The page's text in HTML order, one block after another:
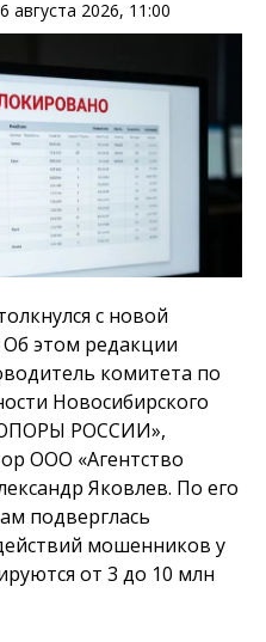
августа 2026, 11:00
с новой
этом редакции
комитета по
Новосибирского
РОССИИ»,
ООО «Агентство
Яковлев. По его
подверглась
мошенников у
от 3 до 10 млн